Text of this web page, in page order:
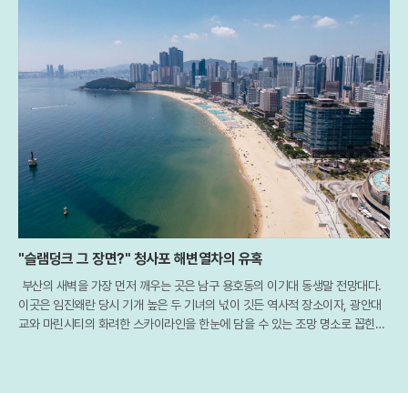
"슬램덩크 그 장면?" 청사포 해변열차의 유혹
부산의 새벽을 가장 먼저 깨우는 곳은 남구 용호동의 이기대 동생말 전망대다.
이곳은 임진왜란 당시 기개 높은 두 기녀의 넋이 깃든 역사적 장소이자, 광안대
교와 마린시티의 화려한 스카이라인을 한눈에 담을 수 있는 조망 명소로 꼽힌다.